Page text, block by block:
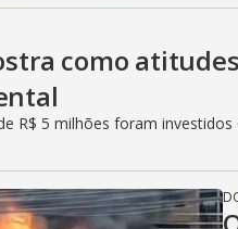
e
o
como
R$ 5 milhões foram